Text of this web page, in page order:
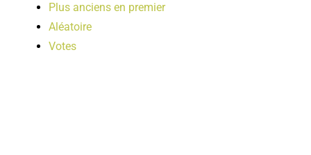
Plus anciens en premier
Aléatoire
Votes